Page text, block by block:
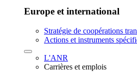
Europe et international
Stratégie de coopérations
Actions et instruments
L'ANR
Carrières et emplois